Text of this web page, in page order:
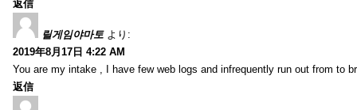
返信
릴게임야마토 より:
2019年8月17日 4:22 AM
You are my intake , I have few web logs and infrequently run out from to
返信